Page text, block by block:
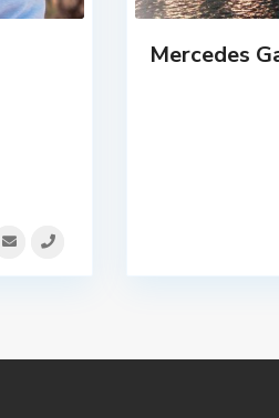
Mercedes